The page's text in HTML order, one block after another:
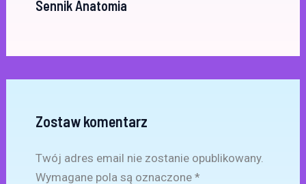
Sennik Anatomia
Zostaw komentarz
Twój adres email nie zostanie opublikowany.
Wymagane pola są oznaczone *